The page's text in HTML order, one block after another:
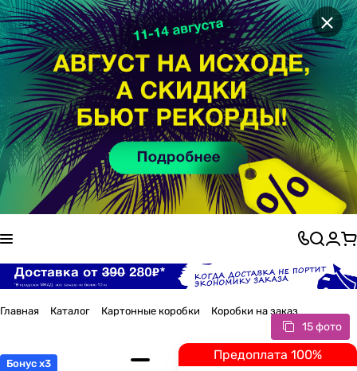
×
Главная Каталог Картонные коробки Коробки на заказ
15 фото
Бонус x3
Предоплата 100%